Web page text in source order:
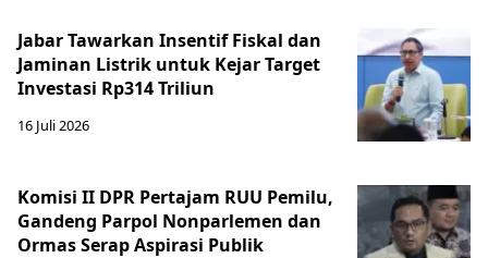
Jabar Tawarkan Insentif Fiskal dan
Jaminan Listrik untuk Kejar Target
Investasi Rp314 Triliun
16 Juli 2026
Komisi II DPR Pertajam RUU Pemilu,
Gandeng Parpol Nonparlemen dan
Ormas Serap Aspirasi Publik